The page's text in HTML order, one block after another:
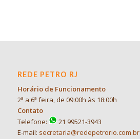
REDE PETRO RJ
Horário de Funcionamento
2ª a 6ª feira, de 09:00h às 18:00h
Contato
Telefone:
21 99521-3943
E-mail: secretaria@redepetrorio.com.br